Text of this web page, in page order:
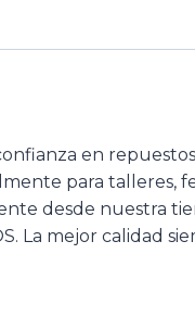
en
para
desde nuestra
La mejor calidad